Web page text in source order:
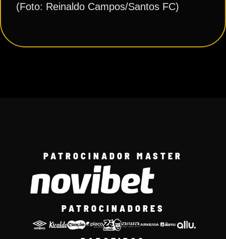
(Foto: Reinaldo Campos/Santos FC)
PATROCINADOR MASTER
PATROCINADORES